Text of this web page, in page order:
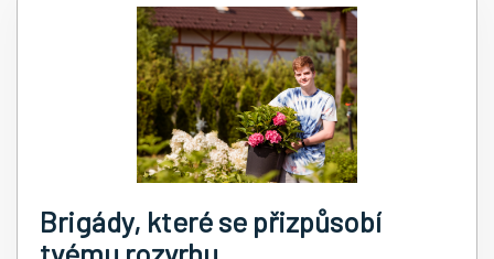
Brigády, které se přizpůsobí